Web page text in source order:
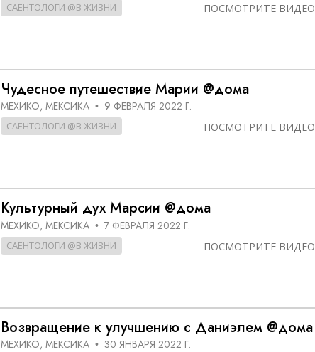
САЕНТОЛОГИ @В ЖИЗНИ ПОСМОТРИТЕ ВИДЕО
Чудесное путешествие Марии @дома
МЕХИКО, МЕКСИКА • 9 ФЕВРАЛЯ 2022 Г.
САЕНТОЛОГИ @В ЖИЗНИ ПОСМОТРИТЕ ВИДЕО
Культурный дух Марсии @дома
МЕХИКО, МЕКСИКА • 7 ФЕВРАЛЯ 2022 Г.
САЕНТОЛОГИ @В ЖИЗНИ ПОСМОТРИТЕ ВИДЕО
Возвращение к улучшению с Даниэлем @дома
МЕХИКО, МЕКСИКА • 30 ЯНВАРЯ 2022 Г.